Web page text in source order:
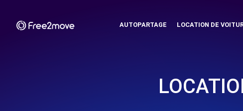
AUTOPARTAGE LOCATION DE